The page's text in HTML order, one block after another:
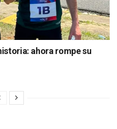
ahora rompe su